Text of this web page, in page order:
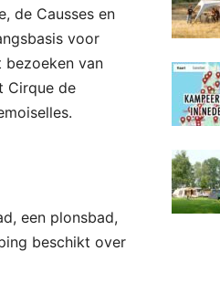
de Causses en
voor
van
Cirque de
een plonsbad,
beschikt over